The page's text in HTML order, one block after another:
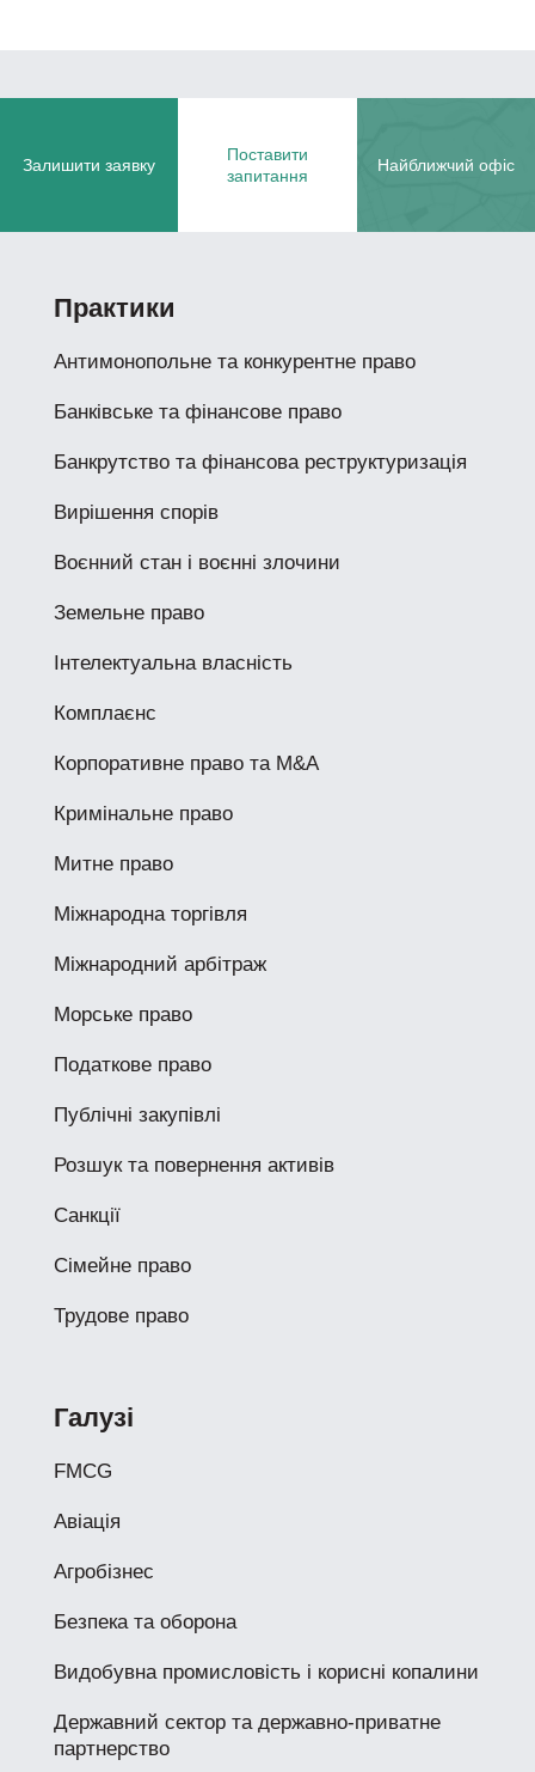
Залишити заявку
Поставити
запитання
Найближчий офіс
Практики
Антимонопольне та конкурентне право
Банківське та фінансове право
Банкрутство та фінансова реструктуризація
Вирішення спорів
Воєнний стан і воєнні злочини
Земельне право
Інтелектуальна власність
Комплаєнс
Корпоративне право та M&A
Кримінальне право
Митне право
Міжнародна торгівля
Міжнародний арбітраж
Морське право
Податкове право
Публічні закупівлі
Розшук та повернення активів
Санкції
Сімейне право
Трудове право
Галузі
FMCG
Авіація
Агробізнес
Безпека та оборона
Видобувна промисловість і корисні копалини
Державний сектор та державно-приватне
партнерство